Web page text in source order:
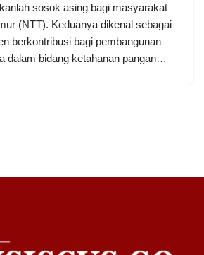
sosok asing bagi masyarakat
(NTT). Keduanya dikenal sebagai
berkontribusi bagi pembangunan
dalam bidang ketahanan pangan…